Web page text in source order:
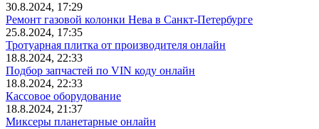
30.8.2024, 17:29
Ремонт газовой колонки Нева в Санкт-Петербурге
25.8.2024, 17:35
Тротуарная плитка от производителя онлайн
18.8.2024, 22:33
Подбор запчастей по VIN коду онлайн
18.8.2024, 22:33
Кассовое оборудование
18.8.2024, 21:37
Миксеры планетарные онлайн